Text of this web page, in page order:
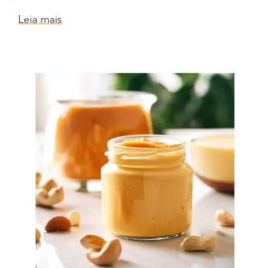
Leia mais